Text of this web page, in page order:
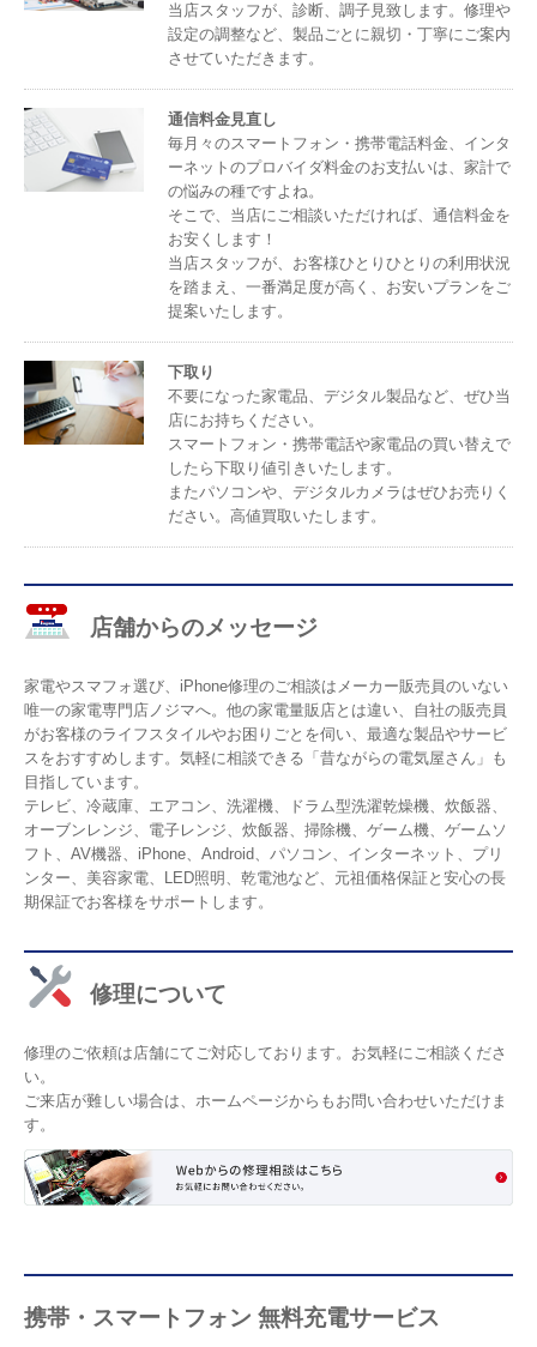
当店スタッフが、診断、調子見致します。修理や
設定の調整など、製品ごとに親切・丁寧にご案内
させていただきます。
通信料金見直し
毎月々のスマートフォン・携帯電話料金、インタ
ーネットのプロバイダ料金のお支払いは、家計で
の悩みの種ですよね。
そこで、当店にご相談いただければ、通信料金を
お安くします！
当店スタッフが、お客様ひとりひとりの利用状況
を踏まえ、一番満足度が高く、お安いプランをご
提案いたします。
下取り
不要になった家電品、デジタル製品など、ぜひ当
店にお持ちください。
スマートフォン・携帯電話や家電品の買い替えで
したら下取り値引きいたします。
またパソコンや、デジタルカメラはぜひお売りく
ださい。高値買取いたします。
店舗からのメッセージ
家電やスマフォ選び、iPhone修理のご相談はメーカー販売員のいない
唯一の家電専門店ノジマへ。他の家電量販店とは違い、自社の販売員
がお客様のライフスタイルやお困りごとを伺い、最適な製品やサービ
スをおすすめします。気軽に相談できる「昔ながらの電気屋さん」も
目指しています。
テレビ、冷蔵庫、エアコン、洗濯機、ドラム型洗濯乾燥機、炊飯器、
オーブンレンジ、電子レンジ、炊飯器、掃除機、ゲーム機、ゲームソ
フト、AV機器、iPhone、Android、パソコン、インターネット、プリ
ンター、美容家電、LED照明、乾電池など、元祖価格保証と安心の長
期保証でお客様をサポートします。
修理について
修理のご依頼は店舗にてご対応しております。お気軽にご相談くださ
い。
ご来店が難しい場合は、ホームページからもお問い合わせいただけま
す。
携帯・スマートフォン 無料充電サービス